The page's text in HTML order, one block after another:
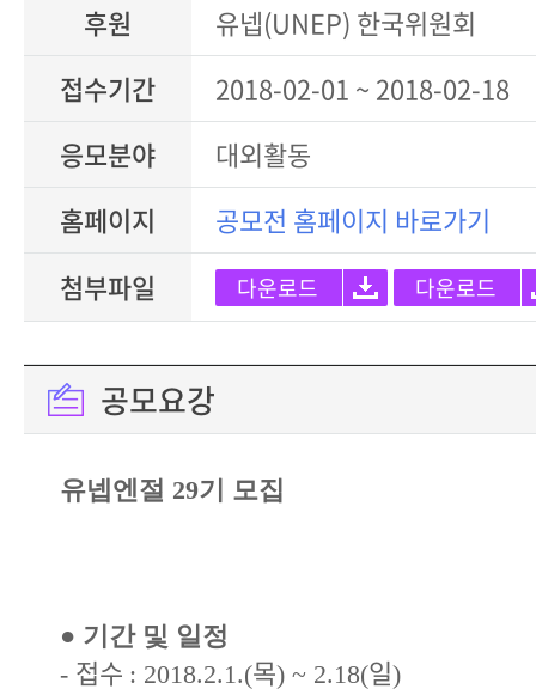
후원
유넵(UNEP) 한국위원회
접수기간
2018-02-01 ~ 2018-02-18
응모분야
대외활동
홈페이지
공모전 홈페이지 바로가기
첨부파일
다운로드 다운로드
공모요강
유넵엔절 29기 모집
● 기간 및 일정
- 접수 : 2018.2.1.(목) ~ 2.18(일)